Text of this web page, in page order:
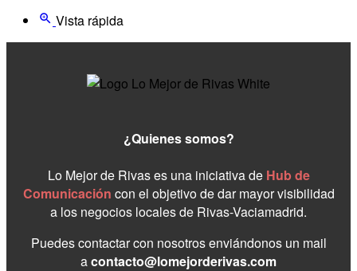
Vista rápida
¿Quienes somos?
Lo Mejor de Rivas es una iniciativa de Hub de
Comunicación con el objetivo de dar mayor visibilidad
a los negocios locales de Rivas-Vaciamadrid.
Puedes contactar con nosotros enviándonos un mail
acontacto@lomejorderivas.com